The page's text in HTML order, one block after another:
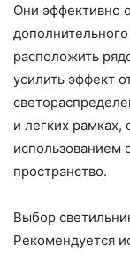
Они эффективно
расположить
усилить эффект
и легких рамках,
использованием
пространство.
Выбор
Рекомендуется